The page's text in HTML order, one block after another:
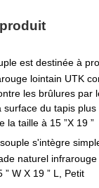
est destinée à
lointain UTK
les brûlures par
du tapis
la taille à 15 ”X 19 ”
s'intègre
naturel
W X 19 ” L, Petit